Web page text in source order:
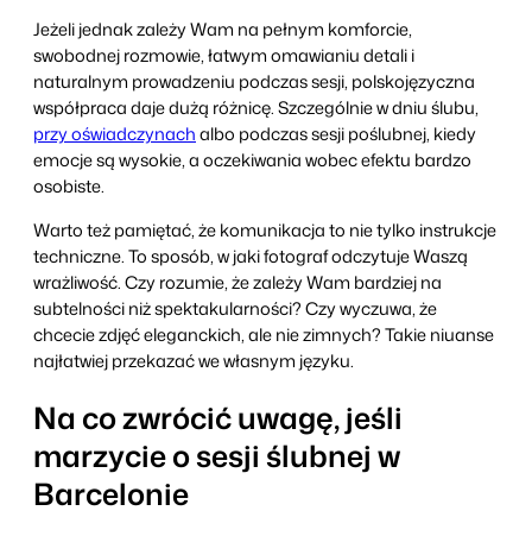
Jeżeli jednak zależy Wam na pełnym komforcie,
swobodnej rozmowie, łatwym omawianiu detali i
naturalnym prowadzeniu podczas sesji, polskojęzyczna
współpraca daje dużą różnicę. Szczególnie w dniu ślubu,
przy oświadczynachalbo podczas sesji poślubnej, kiedy
emocje są wysokie, a oczekiwania wobec efektu bardzo
osobiste.
Warto też pamiętać, że komunikacja to nie tylko instrukcje
techniczne. To sposób, w jaki fotograf odczytuje Waszą
wrażliwość. Czy rozumie, że zależy Wam bardziej na
subtelności niż spektakularności? Czy wyczuwa, że
chcecie zdjęć eleganckich, ale nie zimnych? Takie niuanse
najłatwiej przekazać we własnym języku.
Na co zwrócić uwagę, jeśli
marzycie o sesji ślubnej w
Barcelonie